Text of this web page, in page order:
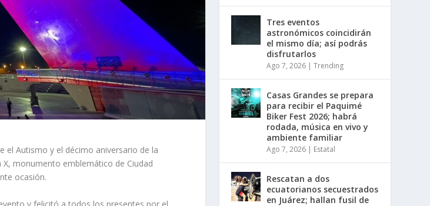
el Autismo y el décimo aniversario de la
monumento emblemático de Ciudad
ocasión.
y felicitó a todos los presentes por el
Tres eventos
astronómicos coincidirán
el mismo día; así podrás
disfrutarlos
Ago 7, 2026 |Trending
Casas Grandes se prepara
para recibir el Paquimé
Biker Fest 2026; habrá
rodada, música en vivo y
ambiente familiar
Ago 7, 2026 | Estatal
Rescatan a dos
ecuatorianos secuestrados
en Juárez; hallan fusil de